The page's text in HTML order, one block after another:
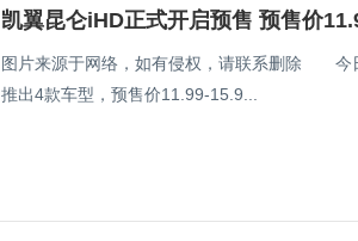
凯翼昆仑iHD正式开启预售 预售价
图片来源于网络，如有侵权，请联系删除 今
推出4款车型，预售价11.99-15.9...